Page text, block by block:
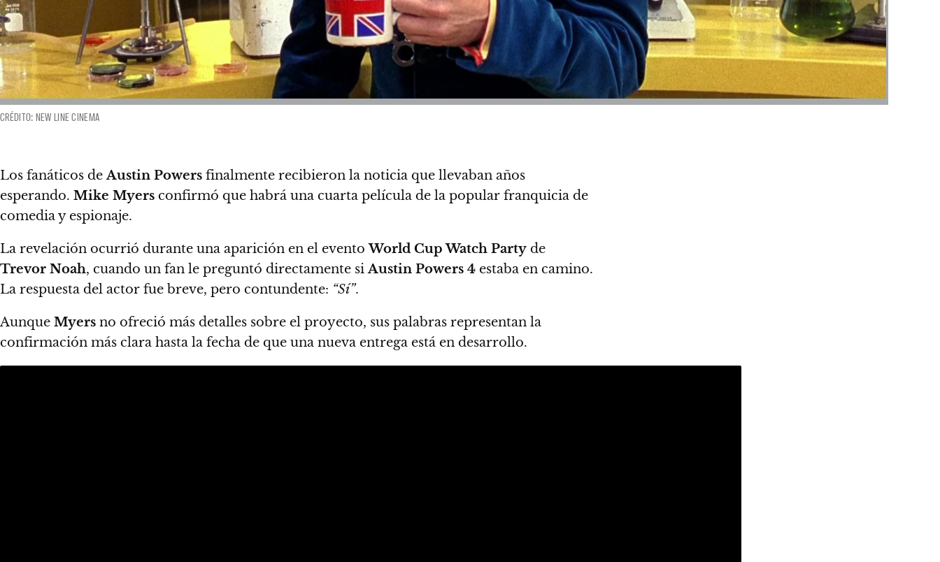
CRÉDITO: NEW LINE CINEMA
Los fanáticos deAustin Powers finalmente recibieron la noticia que llevaban años
esperando. Mike Myers confirmó que habrá una cuarta película de la popular franquicia de
comedia y espionaje.
La revelación ocurrió durante una aparición en el eventoWorld Cup Watch Party de
Trevor Noah, cuando un fan le preguntó directamente siAustin Powers 4 estaba en camino.
La respuesta del actor fue breve, pero contundente: “Sí”.
Aunque Myers no ofreció más detalles sobre el proyecto, sus palabras representan la
confirmación más clara hasta la fecha de que una nueva entrega está en desarrollo.